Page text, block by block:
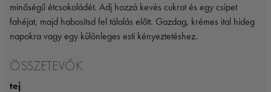
minőségű étcsokoládét. Adj hozzá kevés cukrot és egy csipet
fahéjat, majd habosítsd fel tálalás előtt. Gazdag, krémes ital hideg
napokra vagy egy különleges esti kényeztetéshez.
ÖSSZETEVŐK
tej